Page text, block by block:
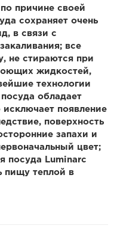
причине своей
сохраняет очень
в связи с
все
не стираются при
жидкостей,
технологии
обладает
исключает появление
поверхность
запахи и
цвет;
посуда Luminarc
пищу теплой в